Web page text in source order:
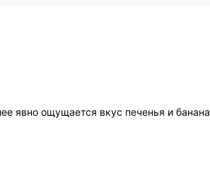
явно ощущается вкус печенья и банана